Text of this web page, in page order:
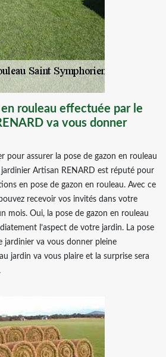
en rouleau effectuée par le
va vous donner
pour assurer la pose de gazon en rouleau
Artisan RENARD est réputé pour
en pose de gazon en rouleau. Avec ce
recevoir vos invités dans votre
mois. Oui, la pose de gazon en rouleau
l’aspect de votre jardin. La pose
jardinier va vous donner pleine
jardin va vous plaire et la surprise sera